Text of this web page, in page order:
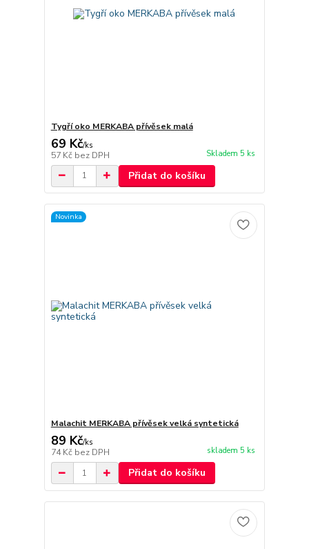
Tygří oko MERKABA přívěsek malá
69 Kč/ks
57 Kč bez DPH Skladem 5 ks
Přidat do košíku
Novinka
Malachit MERKABA přívěsek velká syntetická
89 Kč/ks
74 Kč bez DPH skladem 5 ks
Přidat do košíku